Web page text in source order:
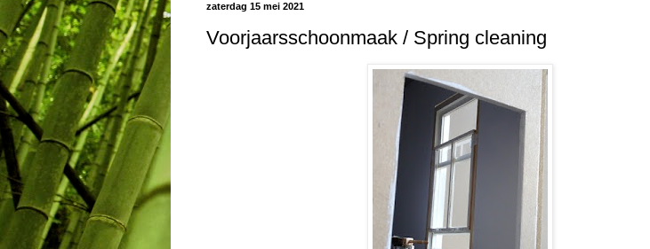
zaterdag 15 mei 2021
Voorjaarsschoonmaak / Spring cleaning